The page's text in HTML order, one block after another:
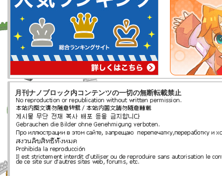
月刊ナノブロック内コンテンツの一切の無断転載禁止